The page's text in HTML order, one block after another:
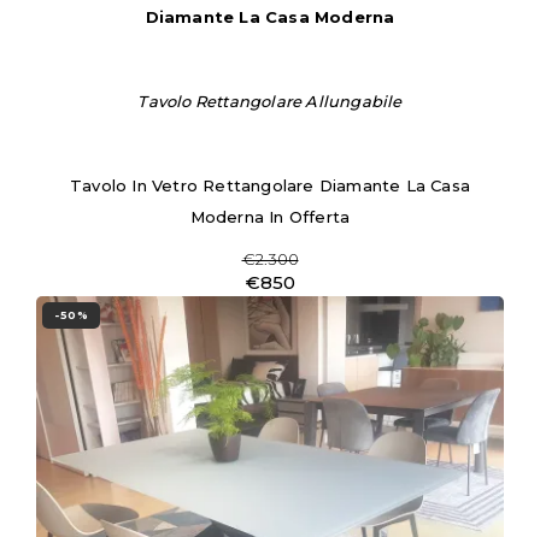
Diamante La Casa Moderna
Tavolo Rettangolare Allungabile
Tavolo In Vetro Rettangolare Diamante La Casa
Moderna In Offerta
€2.300
€850
-50%